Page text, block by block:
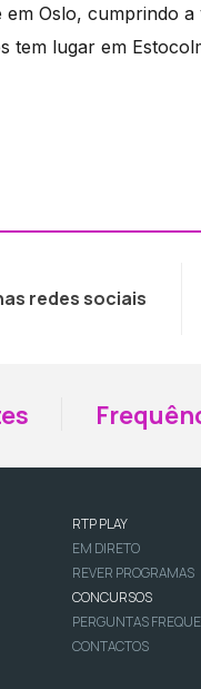
Oslo, cumprindo
tem lugar em
redes sociais
RTP PLAY
EM DIRETO
REVER PROGRAMAS
CONCURSOS
PERGUNTAS
CONTACTOS